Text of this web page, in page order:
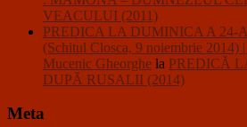
VEACULUI (2011)
PREDICA LA DUMINICA A 24-
(Schitul Closca, 9 noiembrie 2014)
Mucenic Gheorghe la PREDICĂ
DUPĂ RUSALII (2014)
Meta